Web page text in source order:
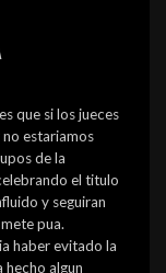
que si los jueces
estariamos
de la
el titulo
y seguiran
pua.
haber evitado la
hecho algun